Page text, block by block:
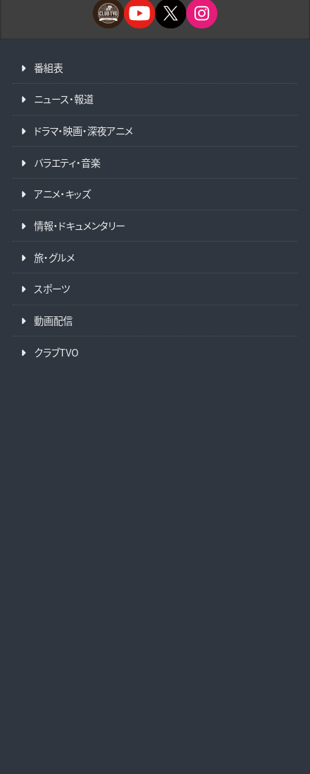
番組表
ニュース・報道
ドラマ・映画・深夜アニメ
バラエティ・音楽
アニメ・キッズ
情報・ドキュメンタリー
旅・グルメ
スポーツ
動画配信
クラブTVO